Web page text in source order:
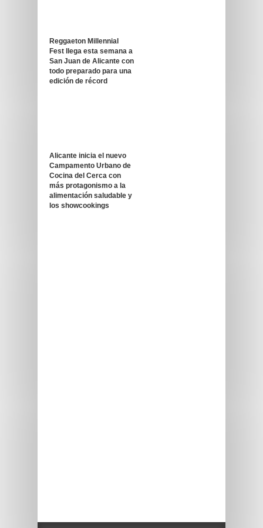
Reggaeton Millennial
Fest llega esta semana a
San Juan de Alicante con
todo preparado para una
edición de récord
Alicante inicia el nuevo
Campamento Urbano de
Cocina del Cerca con
más protagonismo a la
alimentación saludable y
los showcookings